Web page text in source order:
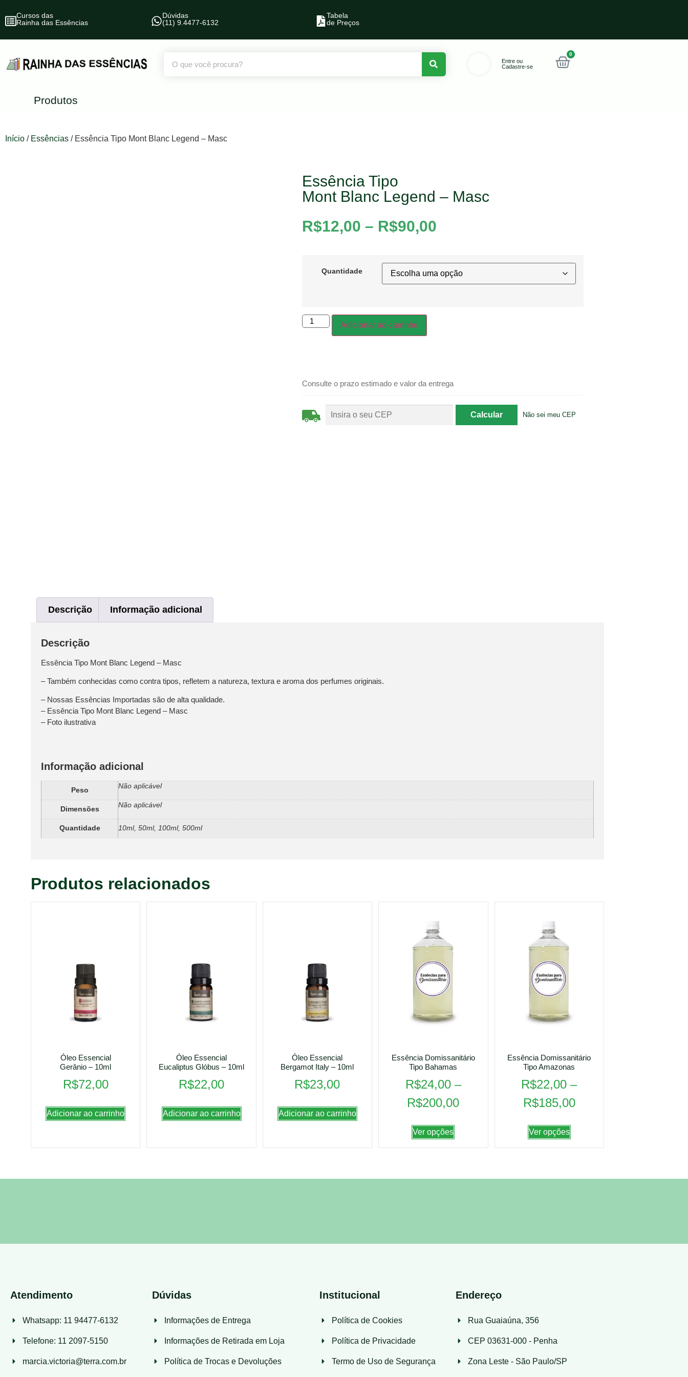
Cursos das
Rainha das Essências
Dúvidas
(11) 9.4477-6132
Tabela
de Preços
Entre ou
Cadastre-se
0
Produtos
Início / Essências / Essência Tipo Mont Blanc Legend – Masc
Essência Tipo
Mont Blanc Legend – Masc
R$12,00 – R$90,00
Quantidade
Adicionar ao carrinho
Consulte o prazo estimado e valor da entrega
Não sei meu CEP
Descrição Informação adicional
Descrição
Essência Tipo Mont Blanc Legend – Masc
– Também conhecidas como contra tipos, refletem a natureza, textura e aroma dos perfumes originais.
– Nossas Essências Importadas são de alta qualidade.
– Essência Tipo Mont Blanc Legend – Masc
– Foto ilustrativa
Informação adicional
Peso
Não aplicável
Dimensões
Não aplicável
Quantidade 10ml, 50ml, 100ml, 500ml
Produtos relacionados
Óleo Essencial
Gerânio – 10ml
R$72,00
Adicionar ao carrinho
Óleo Essencial
Eucaliptus Glóbus – 10ml
R$22,00
Adicionar ao carrinho
Óleo Essencial
Bergamot Italy – 10ml
R$23,00
Adicionar ao carrinho
Essência Domissanitário
Tipo Bahamas
R$24,00 –
R$200,00
Ver opções
Essência Domissanitário
Tipo Amazonas
R$22,00 –
R$185,00
Ver opções
Atendimento
Whatsapp: 11 94477-6132
Telefone: 11 2097-5150
marcia.victoria@terra.com.br
Dúvidas
Informações de Entrega
Informações de Retirada em Loja
Política de Trocas e Devoluções
Institucional
Política de Cookies
Política de Privacidade
Termo de Uso de Segurança
Endereço
Rua Guaiaúna, 356
CEP 03631-000 - Penha
Zona Leste - São Paulo/SP